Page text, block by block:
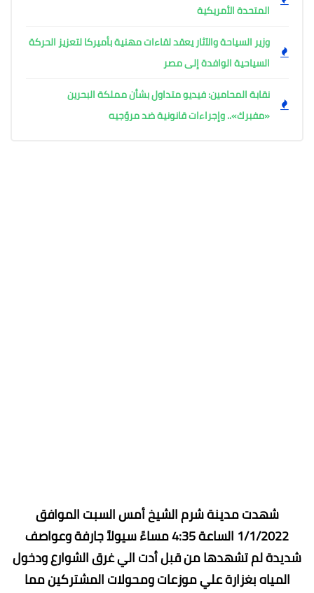
المتحدة الأمريكية
وزير السياحة والآثار يعقد لقاءات مهنية بأميركا لتعزيز الحركة
السياحية الوافدة إلى مصر
نقابة المحامين: فيديو متداول بشأن مملكة البحرين
«مفبرك».. وإجراءات قانونية ضد مروّجيه
شهدت مدينة شرم الشيخ أمس السبت الموافق
1/1/2022 الساعة 4:35 مساءً سيولاً جارفة وعواصف
شديدة لم تشهدها من قبل أدت الي غرق الشوارع ودخول
المياه بغزارة علي موزعات ومحولات المشتركين مما